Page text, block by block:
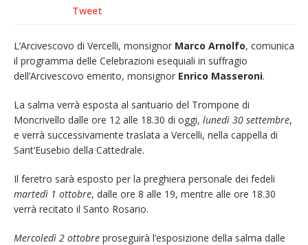
Tweet
L’Arcivescovo di Vercelli, monsignor Marco Arnolfo, comunica
il programma delle Celebrazioni esequiali in suffragio
dell’Arcivescovo emerito, monsignor Enrico Masseroni.
La salma verrà esposta al santuario del Trompone di
Moncrivello dalle ore 12 alle 18.30 di oggi, lunedì 30 settembre,
e verrà successivamente traslata a Vercelli, nella cappella di
Sant’Eusebio della Cattedrale.
Il feretro sarà esposto per la preghiera personale dei fedeli
martedì 1 ottobre, dalle ore 8 alle 19, mentre alle ore 18.30
verrà recitato il Santo Rosario.
Mercoledì 2 ottobre proseguirà l’esposizione della salma dalle